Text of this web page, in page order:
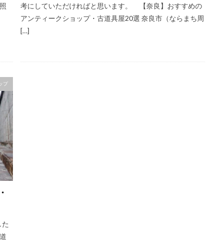
考にしていただければと思います。 【奈良】おすすめの
アンティークショップ・古道具屋20選 奈良市（ならまち周
[…]
プ